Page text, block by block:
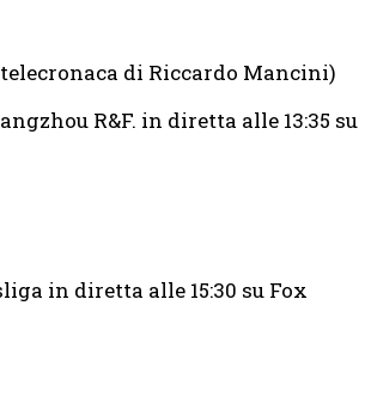
di Riccardo Mancini)
R&F. in diretta alle 13:35 su
in diretta alle 15:30 su Fox